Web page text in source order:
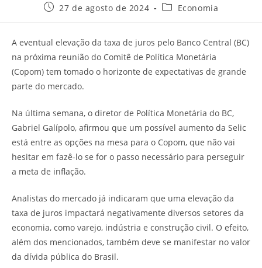
27 de agosto de 2024 Economia
A eventual elevação da taxa de juros pelo Banco Central (BC)
na próxima reunião do Comitê de Política Monetária
(Copom) tem tomado o horizonte de expectativas de grande
parte do mercado.
Na última semana, o diretor de Política Monetária do BC,
Gabriel Galípolo, afirmou que um possível aumento da Selic
está entre as opções na mesa para o Copom, que não vai
hesitar em fazê-lo se for o passo necessário para perseguir
a meta de inflação.
Analistas do mercado já indicaram que uma elevação da
taxa de juros impactará negativamente diversos setores da
economia, como varejo, indústria e construção civil. O efeito,
além dos mencionados, também deve se manifestar no valor
da dívida pública do Brasil.